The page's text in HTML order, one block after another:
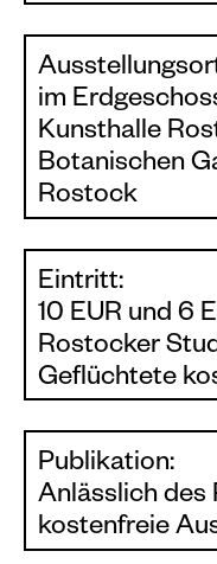
im
Kunsthalle
Botanischen
Rostock
Eintritt:
10 EUR und 6
Rostocker
Geflüchtete
Publikation:
Anlässlich des
kostenfreie